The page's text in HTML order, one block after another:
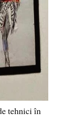
tehnici în